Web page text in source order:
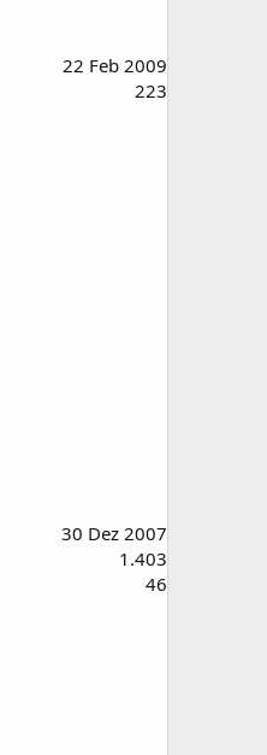
22 Feb 2009
223
30 Dez 2007
1.403
46